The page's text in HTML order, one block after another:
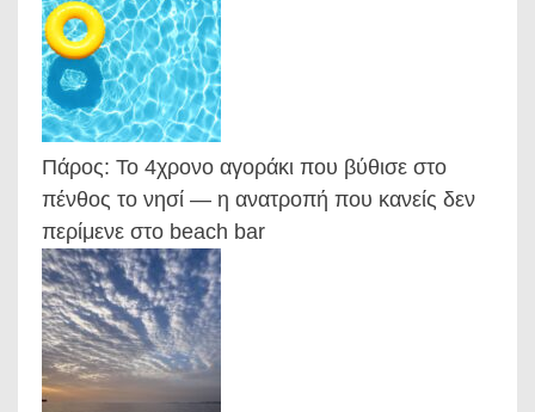
Πάρος: Το 4χρονο αγοράκι που βύθισε στο
πένθος το νησί — η ανατροπή που κανείς δεν
περίμενε στο beach bar